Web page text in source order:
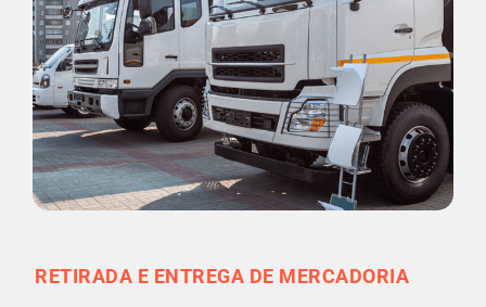
RETIRADA E ENTREGA DE MERCADORIA